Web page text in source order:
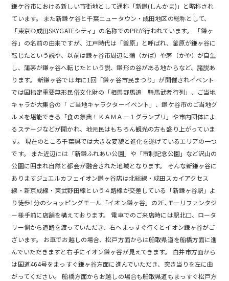
鎌ケ谷市における新しい市街地として通称「新鎌(しんかま)」と略称され
ています。 また新鎌ケ谷と千葉ニュータウン・成田地区の総称として、
「東京⇔成田SKYGATEシティ」の名称でのPRが行われています。 「鎌ヶ
谷」の名前の由来ですが、江戸時代は「釜原」と呼ばれ、釜原が鎌ヶ谷に
転じたという説や、以前は鎌ヶ谷市周辺に蒲（かば）や茅（かや）が自生
し、蒲茅が鎌ヶ谷へ転じたという説、鎌形の谷がある地からなど、諸説あ
ります。 新鎌ヶ谷では年に1回「鎌ヶ谷市民まつり」が開催されイベント
では国指定重要無形民俗文化財の「相馬野馬追 騎馬武者行列」、ご当地
キャラが大集合の「 ご当地キャラクターイベント」、鎌ケ谷市のご当地グ
ルメを堪能できる「食の祭典！ＫＡＭＡー１グランプリ」や市内団体によ
るステージなどが開かれ、地元民はもちろん観光の方も盛り上がっていま
す。 現在のところ千葉県では大きな変貌と進化を遂げているエリアの一つ
です。 また近辺には「新鎌ふれあい公園」や「市制記念公園」など沢山の
公園に囲まれ自然と都会が融合された地域となります。 そんな新鎌ヶ谷に
ありますジュエルカフェイオン鎌ヶ谷店は北総線・成田スカイアクセス
線・新京成線・東武野田線という４路線が交差している「新鎌ヶ谷駅」よ
り徒歩1分のショッピングモール「イオン鎌ヶ谷」の2F､モーリファンタジ
ー様手前に店舗を構えております。 電車でのご来店時には駅北口、ロータ
リー側から道路を渡っていただき、右へまっすぐ行くとイオン鎌ヶ谷がご
ざいます。 お車でお越しの場合、松戸方面からは船取県道を船橋方面に進
んでいただきますと右手にイオン鎌ヶ谷が見えてきます。 白井市方面から
は国道464号をまっすぐ鎌ヶ谷方面に進んでいただき、突き当りを左に曲
がってください。 船橋方面からお越しの場合も船取県道もまっすぐ松戸方